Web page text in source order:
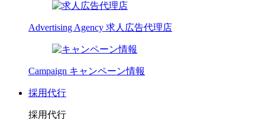
Advertising Agency 求人広告代理店
Campaign キャンペーン情報
採用代行
採用代行